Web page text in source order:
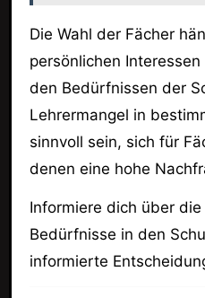
Die Wahl der Fächer
persönlichen
den Bedürfnissen der
Lehrermangel in
sinnvoll sein, sich für
denen eine hohe
Informiere dich über
Bedürfnisse in den
informierte